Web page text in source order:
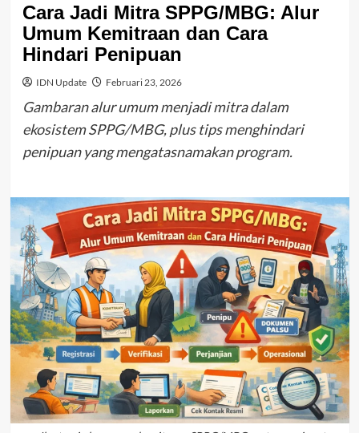
Cara Jadi Mitra SPPG/MBG: Alur
Umum Kemitraan dan Cara
Hindari Penipuan
IDN Update Februari 23, 2026
Gambaran alur umum menjadi mitra dalam
ekosistem SPPG/MBG, plus tips menghindari
penipuan yang mengatasnamakan program.